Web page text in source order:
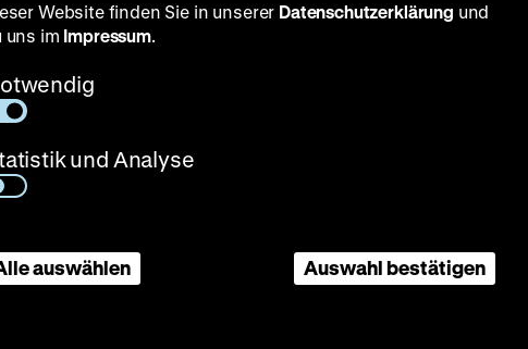
Website finden Sie in unserer Datenschutzerklärung und
uns im Impressum.
und Analyse
auswählen Auswahl bestätigen